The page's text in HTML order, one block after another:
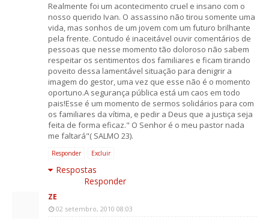
Realmente foi um acontecimento cruel e insano com o
nosso querido Ivan. O assassino não tirou somente uma
vida, mas sonhos de um jovem com um futuro brilhante
pela frente. Contudo é inaceitável ouvir comentários de
pessoas que nesse momento tão doloroso não sabem
respeitar os sentimentos dos familiares e ficam tirando
poveito dessa lamentável situação para denigrir a
imagem do gestor, uma vez que esse não é o momento
oportuno.A segurança pública está um caos em todo
pais!Esse é um momento de sermos solidários para com
os familiares da vítima, e pedir a Deus que a justiça seja
feita de forma eficaz." O Senhor é o meu pastor nada
me faltará"( SALMO 23).
Responder Excluir
Respostas
Responder
ZE
02 setembro, 2010 08:03